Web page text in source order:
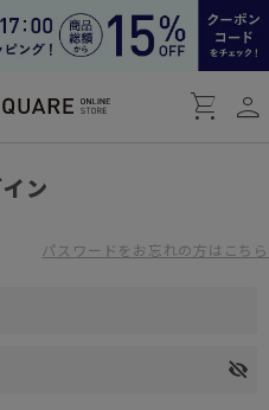
shopping_cart person
ン
パスワードをお忘れの方はこちら